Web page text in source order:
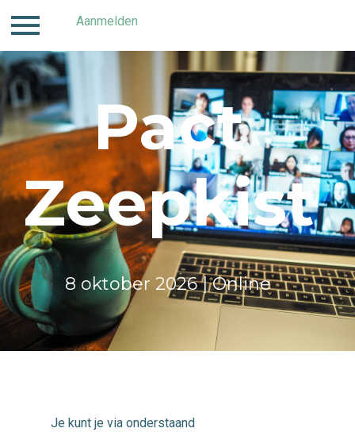
Contact
Inloggen Aanmelden
Pact
Zeepkist
8 oktober 2026 | Online
Je kunt je via onderstaand